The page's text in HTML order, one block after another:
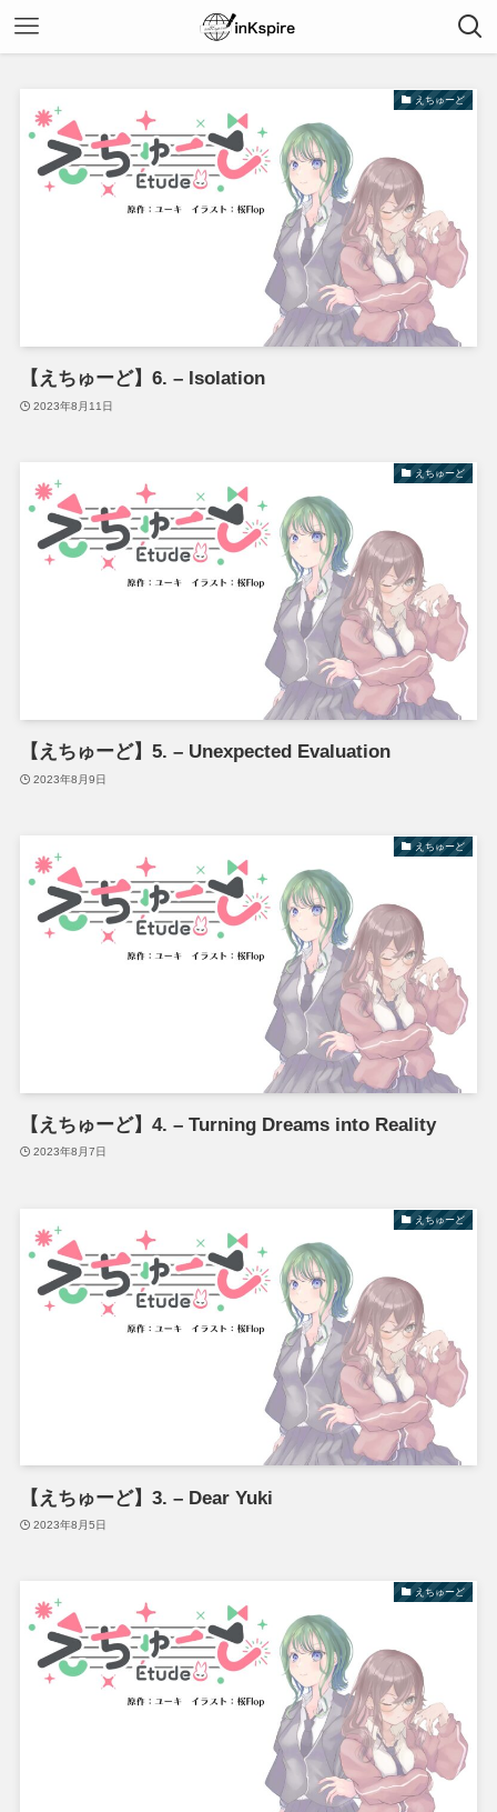
えちゅーど
【えちゅーど】6. – Isolation
2023年8月11日
えちゅーど
【えちゅーど】5. – Unexpected Evaluation
2023年8月9日
えちゅーど
【えちゅーど】4. – Turning Dreams into Reality
2023年8月7日
えちゅーど
【えちゅーど】3. – Dear Yuki
2023年8月5日
えちゅーど